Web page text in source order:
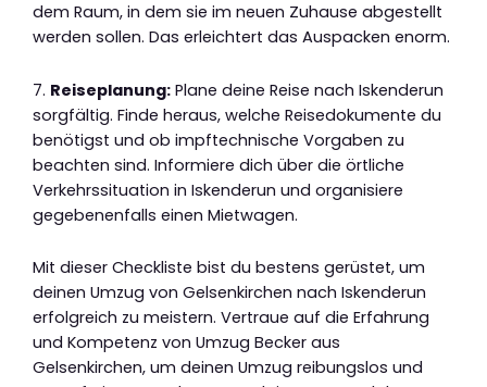
dem Raum, in dem sie im neuen Zuhause abgestellt
werden sollen. Das erleichtert das Auspacken enorm.
7. Reiseplanung: Plane deine Reise nach Iskenderun
sorgfältig. Finde heraus, welche Reisedokumente du
benötigst und ob impftechnische Vorgaben zu
beachten sind. Informiere dich über die örtliche
Verkehrssituation in Iskenderun und organisiere
gegebenenfalls einen Mietwagen.
Mit dieser Checkliste bist du bestens gerüstet, um
deinen Umzug von Gelsenkirchen nach Iskenderun
erfolgreich zu meistern. Vertraue auf die Erfahrung
und Kompetenz von Umzug Becker aus
Gelsenkirchen, um deinen Umzug reibungslos und